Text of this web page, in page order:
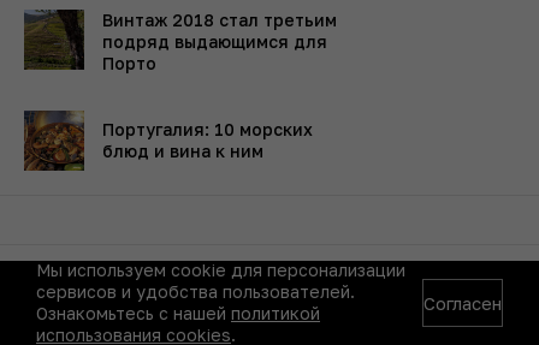
Винтаж 2018 стал третьим
подряд выдающимся для
Порто
Португалия: 10 морских
блюд и вина к ним
Вероника Денисова
Автор
Мы используем cookie для персонализации
сервисов и удобства пользователей.
Ознакомьтесь с нашей политикой
использования cookies.
Согласен